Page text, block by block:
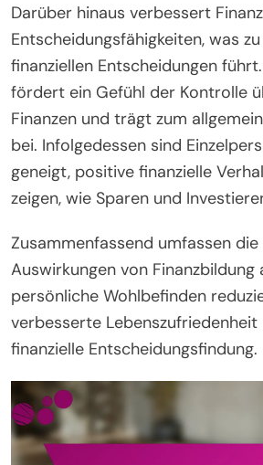
Darüber hinaus verbessert
Entscheidungsfähigkeiten, was
finanziellen Entscheidungen
fördert ein Gefühl der Kontrolle
Finanzen und trägt zum
bei. Infolgedessen sind
geneigt, positive finanzielle
zeigen, wie Sparen und
Zusammenfassend umfassen
Auswirkungen von Finanzbildung
persönliche Wohlbefinden
verbesserte
finanzielle Entscheidungsfindung.